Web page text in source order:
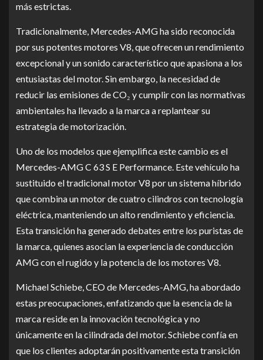
más estrictas.
Tradicionalmente, Mercedes-AMG ha sido reconocida
por sus potentes motores V8, que ofrecen un rendimiento
excepcional y un sonido característico que apasiona a los
entusiastas del motor. Sin embargo, la necesidad de
reducir las emisiones de CO₂ y cumplir con las normativas
ambientales ha llevado a la marca a replantear su
estrategia de motorización.
Uno de los modelos que ejemplifica este cambio es el
Mercedes-AMG C 63 S E Performance. Este vehículo ha
sustituido el tradicional motor V8 por un sistema híbrido
que combina un motor de cuatro cilindros con tecnología
eléctrica, manteniendo un alto rendimiento y eficiencia.
Esta transición ha generado debates entre los puristas de
la marca, quienes asocian la experiencia de conducción
AMG con el rugido y la potencia de los motores V8.
Michael Schiebe, CEO de Mercedes-AMG, ha abordado
estas preocupaciones, enfatizando que la esencia de la
marca reside en la innovación tecnológica y no
únicamente en la cilindrada del motor. Schiebe confía en
que los clientes adoptarán positivamente esta transición